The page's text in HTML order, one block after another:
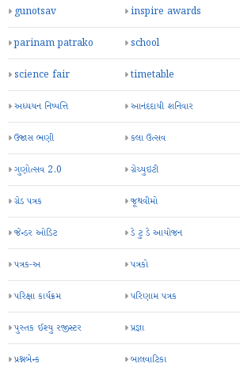
gunotsav inspire awards
parinam patrako school
science fair timetable
અધ્યયન નિષ્પત્તિ આનંદદાયી શનિવાર
ઉજાસ ભણી કલા ઉત્સવ
ગુણોત્સવ 2.0 ગ્રેચ્યુઇટી
ગ્રેડ પત્રક જૂથવીમો
જેન્ડર ઓડિટ ડે ટુ ડે આયોજન
પત્રક-અ પત્રકો
પરિક્ષા કાર્યક્રમ પરિણામ પત્રક
પુસ્તક ઈશ્યુ રજીસ્ટર પ્રજ્ઞા
પ્રશ્નબેન્ક બાલવાટિકા